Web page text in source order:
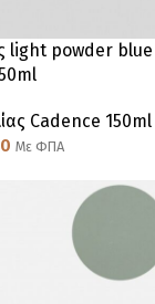
light powder blue
Cadence 150ml
Με ΦΠΑ